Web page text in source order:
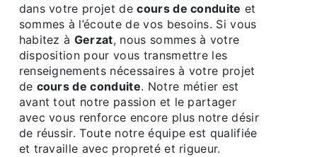
dans votre projet decours de conduite et
sommes à l’écoute de vos besoins. Si vous
habitez à Gerzat, nous sommes à votre
disposition pour vous transmettre les
renseignements nécessaires à votre projet
de cours de conduite. Notre métier est
avant tout notre passion et le partager
avec vous renforce encore plus notre désir
de réussir. Toute notre équipe est qualifiée
et travaille avec propreté et rigueur.